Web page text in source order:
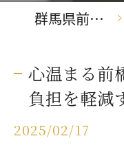
群馬県前橋の葬儀なら前橋市民葬祭
心温まる前
負担を軽減
2025/02/17